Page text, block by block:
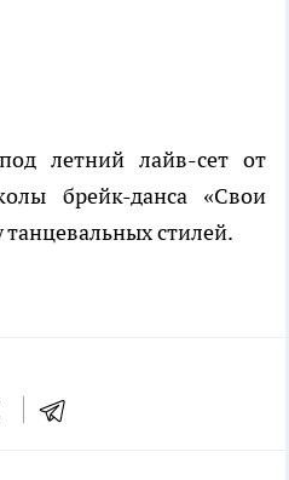
летний лайв-сет от
брейк-данса «Свои
стилей.